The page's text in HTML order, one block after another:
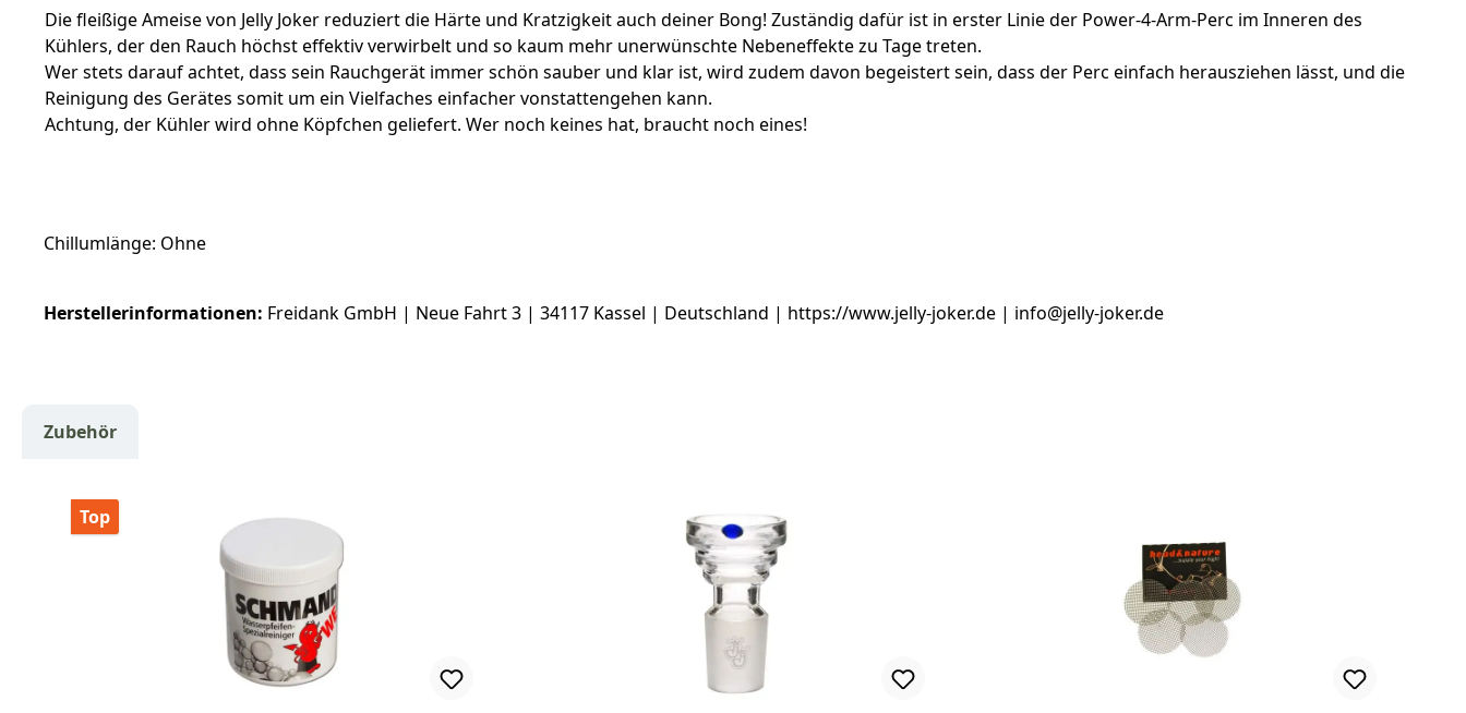
Die fleißige Ameise von Jelly Joker reduziert die Härte und Kratzigkeit auch deiner Bong! Zuständig dafür ist in erster Linie der Power-4-Arm-Perc im Inneren des
Kühlers, der den Rauch höchst effektiv verwirbelt und so kaum mehr unerwünschte Nebeneffekte zu Tage treten.
Wer stets darauf achtet, dass sein Rauchgerät immer schön sauber und klar ist, wird zudem davon begeistert sein, dass der Perc einfach herausziehen lässt, und die
Reinigung des Gerätes somit um ein Vielfaches einfacher vonstattengehen kann.
Achtung, der Kühler wird ohne Köpfchen geliefert. Wer noch keines hat, braucht noch eines!
Chillumlänge: Ohne
Herstellerinformationen: Freidank GmbH | Neue Fahrt 3 | 34117 Kassel | Deutschland | https://www.jelly-joker.de | info@jelly-joker.de
Zubehör
Produktgalerie überspringen
Top